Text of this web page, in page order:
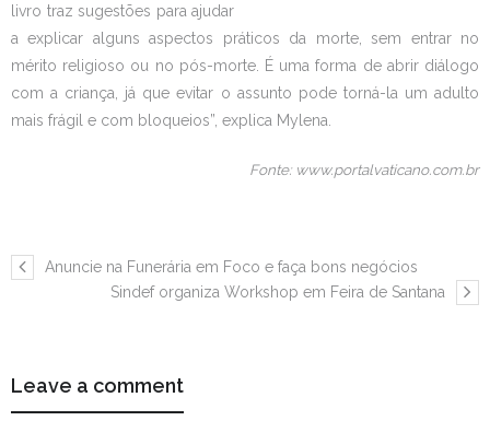
livro traz sugestões para ajudar
a explicar alguns aspectos práticos da morte, sem entrar no
mérito religioso ou no pós-morte. É uma forma de abrir diálogo
com a criança, já que evitar o assunto pode torná-la um adulto
mais frágil e com bloqueios”, explica Mylena.
Fonte: www.portalvaticano.com.br
Anuncie na Funerária em Foco e faça bons negócios
Sindef organiza Workshop em Feira de Santana
Leave a comment